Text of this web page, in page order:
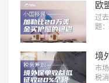
过
题
市
税